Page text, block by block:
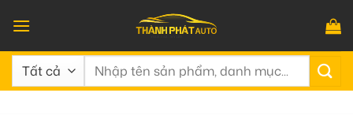
qua
nội
dung
Tìm